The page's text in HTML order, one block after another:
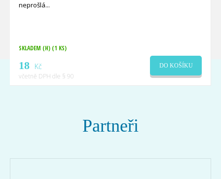
neprošlá
SKLADEM (H) (1 KS)
18 Kč
včetně DPH dle § 90
DO KOŠÍKU
Partneři